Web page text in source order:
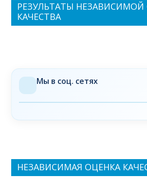
РЕЗУЛЬТАТЫ
КАЧЕСТВА
Мы в соц. сетях
НЕЗАВИСИМАЯ ОЦЕНКА